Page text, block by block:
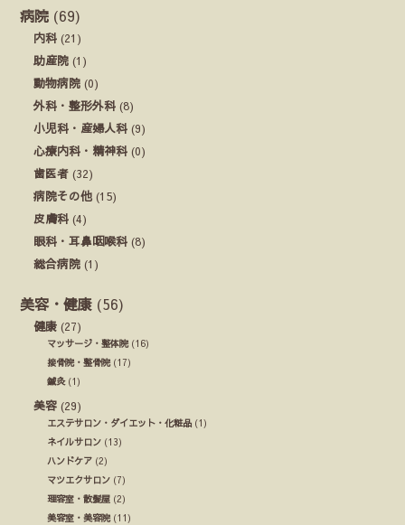
病院 (69)
内科 (21)
助産院 (1)
動物病院 (0)
外科・整形外科 (8)
小児科・産婦人科 (9)
心療内科・精神科 (0)
歯医者 (32)
病院その他 (15)
皮膚科 (4)
眼科・耳鼻咽喉科 (8)
総合病院 (1)
美容・健康 (56)
健康 (27)
マッサージ・整体院(16)
接骨院・整骨院(17)
鍼灸(1)
美容 (29)
エステサロン・ダイエット・化粧品 (1)
ネイルサロン (13)
ハンドケア (2)
マツエクサロン (7)
理容室・散髪屋 (2)
美容室・美容院(11)